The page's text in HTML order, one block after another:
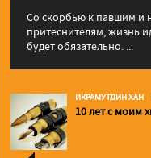
Со скорбью к павшим и
притеснителям, жизнь
будет обязательно. ...
ИКРАМУТДИН ХАН
10 лет с моим